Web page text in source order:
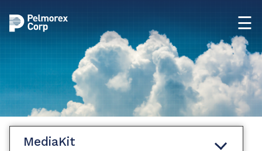
☰
MediaKit